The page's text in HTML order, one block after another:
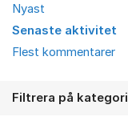
Nyast
Senaste aktivitet
Flest kommentarer
Filtrera på kategori